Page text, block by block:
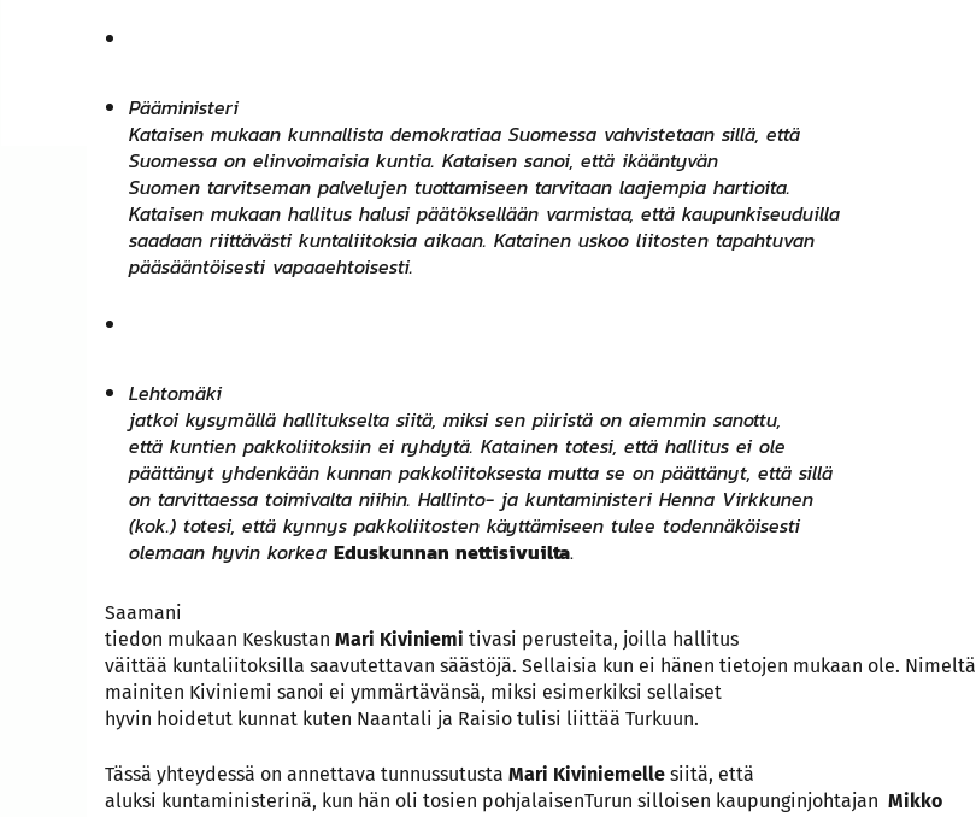
Pääministeri
Kataisen mukaan kunnallista demokratiaa Suomessa vahvistetaan sillä, että
Suomessa on elinvoimaisia kuntia. Kataisen sanoi, että ikääntyvän
Suomen tarvitseman palvelujen tuottamiseen tarvitaan laajempia hartioita.
Kataisen mukaan hallitus halusi päätöksellään varmistaa, että kaupunkiseuduilla
saadaan riittävästi kuntaliitoksia aikaan. Katainen uskoo liitosten tapahtuvan
pääsääntöisesti vapaaehtoisesti.
Lehtomäki
jatkoi kysymällä hallitukselta siitä, miksi sen piiristä on aiemmin sanottu,
että kuntien pakkoliitoksiin ei ryhdytä. Katainen totesi, että hallitus ei ole
päättänyt yhdenkään kunnan pakkoliitoksesta mutta se on päättänyt, että sillä
on tarvittaessa toimivalta niihin. Hallinto- ja kuntaministeri Henna Virkkunen
(kok.) totesi, että kynnys pakkoliitosten käyttämiseen tulee todennäköisesti
olemaan hyvin korkea Eduskunnan nettisivuilta.
Saamani
tiedon mukaan Keskustan Mari Kiviniemi tivasi perusteita, joilla hallitus
väittää kuntaliitoksilla saavutettavan säästöjä. Sellaisia kun ei hänen tietojen mukaan ole. Nimeltä
mainiten Kiviniemi sanoi ei ymmärtävänsä, miksi esimerkiksi sellaiset
hyvin hoidetut kunnat kuten Naantali ja Raisio tulisi liittää Turkuun.
Tässä yhteydessä on annettava tunnussutusta Mari Kiviniemelle siitä, että
aluksi kuntaministerinä, kun hän oli tosien pohjalaisenTurun silloisen kaupunginjohtajan Mikko